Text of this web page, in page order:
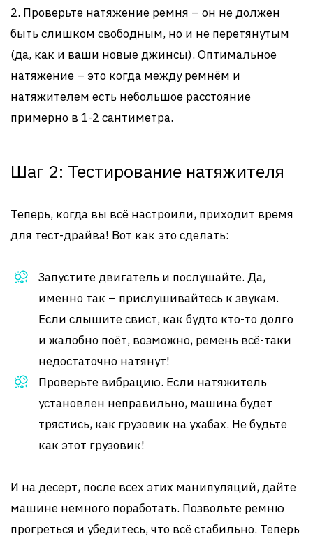
2. Проверьте натяжение ремня – он не должен
быть слишком свободным, но и не перетянутым
(да, как и ваши новые джинсы). Оптимальное
натяжение – это когда между ремнём и
натяжителем есть небольшое расстояние
примерно в 1-2 сантиметра.
Шаг 2: Тестирование натяжителя
Теперь, когда вы всё настроили, приходит время
для тест-драйва! Вот как это сделать:
Запустите двигатель и послушайте. Да,
именно так – прислушивайтесь к звукам.
Если слышите свист, как будто кто-то долго
и жалобно поёт, возможно, ремень всё-таки
недостаточно натянут!
Проверьте вибрацию. Если натяжитель
установлен неправильно, машина будет
трястись, как грузовик на ухабах. Не будьте
как этот грузовик!
И на десерт, после всех этих манипуляций, дайте
машине немного поработать. Позвольте ремню
прогреться и убедитесь, что всё стабильно. Теперь